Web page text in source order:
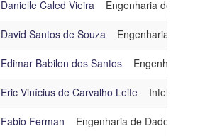
Danielle Caled Vieira Engenharia de Dados
David Santos de Souza Engenharia de
Edimar Babilon dos Santos Engenharia de
Eric Vinícius de Carvalho Leite Inteligência
Fabio Ferman Engenharia de Dados e